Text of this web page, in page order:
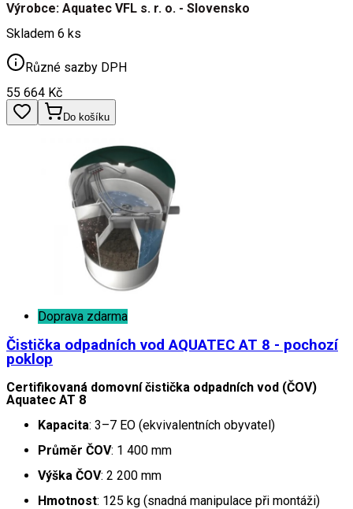
Výrobce: Aquatec VFL s. r. o. - Slovensko
Skladem 6 ks
Různé sazby DPH
55 664 Kč
Do košíku
Doprava zdarma
Čistička odpadních vod AQUATEC AT 8 - pochozí
poklop
Certifikovaná domovní čistička odpadních vod (ČOV)
Aquatec AT 8
Kapacita: 3–7 EO (ekvivalentních obyvatel)
Průměr ČOV: 1 400 mm
Výška ČOV: 2 200 mm
Hmotnost: 125 kg (snadná manipulace při montáži)